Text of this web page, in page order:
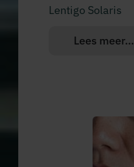
Lentigo Solaris
Lees meer...